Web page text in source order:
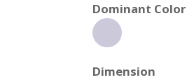
Dominant Color
Dimension